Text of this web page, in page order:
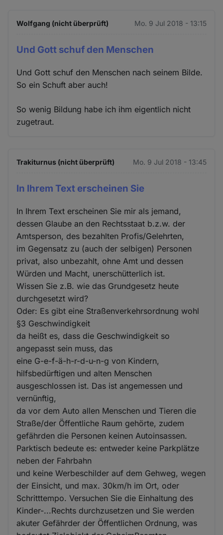
Wolfgang (nicht überprüft) Mo. 9 Jul 2018 - 13:15
Und Gott schuf den Menschen
Und Gott schuf den Menschen nach seinem Bilde.
So ein Schuft aber auch!
So wenig Bildung habe ich ihm eigentlich nicht
zugetraut.
Trakiturnus (nicht überprüft) Mo. 9 Jul 2018 - 13:45
In Ihrem Text erscheinen Sie
In Ihrem Text erscheinen Sie mir als jemand,
dessen Glaube an den Rechtsstaat b.z.w. der
Amtsperson, des bezahlten Profis/Gelehrten,
im Gegensatz zu (auch der selbigen) Personen
privat, also unbezahlt, ohne Amt und dessen
Würden und Macht, unerschütterlich ist.
Wissen Sie z.B. wie das Grundgesetz heute
durchgesetzt wird?
Oder: Es gibt eine Straßenverkehrsordnung wohl
§3 Geschwindigkeit
da heißt es, dass die Geschwindigkeit so
angepasst sein muss, das
eine G-e-f-ä-h-r-d-u-n-g von Kindern,
hilfsbedürftigen und alten Menschen
ausgeschlossen ist. Das ist angemessen und
vernünftig,
da vor dem Auto allen Menschen und Tieren die
Straße/der Öffentliche Raum gehörte, zudem
gefährden die Personen keinen Autoinsassen.
Parktisch bedeute es: entweder keine Parkplätze
neben der Fahrbahn
und keine Werbeschilder auf dem Gehweg, wegen
der Einsicht, und max. 30km/h im Ort, oder
Schritttempo. Versuchen Sie die Einhaltung des
Kinder-...Rechts durchzusetzen und Sie werden
akuter Gefährder der Öffentlichen Ordnung, was